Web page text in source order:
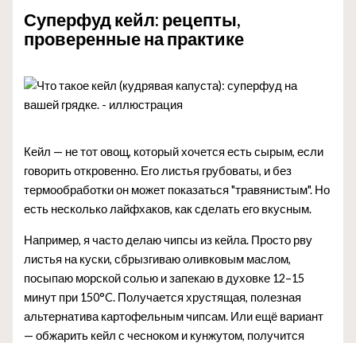
Суперфуд кейл: рецепты,
проверенные на практике
Кейл — не тот овощ, который хочется есть сырым, если
говорить откровенно. Его листья грубоваты, и без
термообработки он может показаться "травянистым". Но
есть несколько лайфхаков, как сделать его вкусным.
Например, я часто делаю чипсы из кейла. Просто рву
листья на куски, сбрызгиваю оливковым маслом,
посыпаю морской солью и запекаю в духовке 12–15
минут при 150°C. Получается хрустящая, полезная
альтернатива картофельным чипсам. Или ещё вариант
— обжарить кейл с чесноком и кунжутом, получится